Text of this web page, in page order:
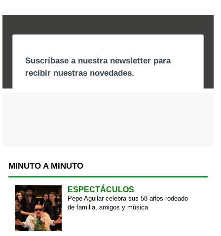
MINUTO A MINUTO
ESPECTÁCULOS
Pepe Aguilar celebra sus 58 años rodeado
de familia, amigos y música